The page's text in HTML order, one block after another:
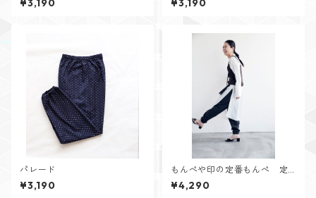
¥3,190 ¥3,190
パレード
¥3,190
もんぺや印の定番もんぺ 定
番カラー
¥4,290